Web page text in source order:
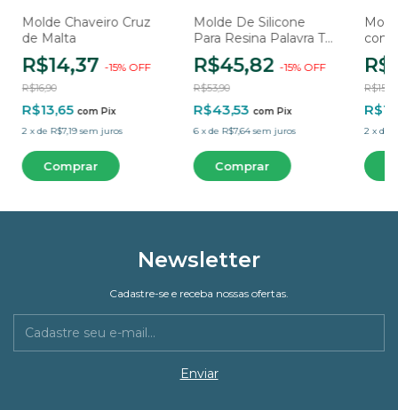
Molde Chaveiro Cruz
de Malta
R$14,37 -15% OFF
R$16,90
R$13,65 com Pix
2 xde R$7,19 sem juros
Molde De Silicone
Para Resina Palavra Te
Amo - 1 Cavidade
R$45,82 -15% OFF
R$53,90
R$43,53 com Pix
6 xde R$7,64 sem juros
com
R$15,90
2 x de
Newsletter
Cadastre-se e receba nossas ofertas.